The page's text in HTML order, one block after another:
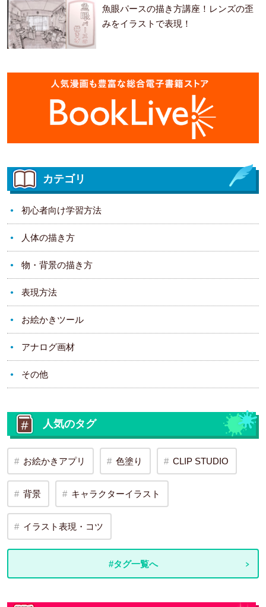
魚眼パースの描き方講座！レンズの歪
みをイラストで表現！
カテゴリ
初心者向け学習方法
人体の描き方
物・背景の描き方
表現方法
お絵かきツール
アナログ画材
その他
人気のタグ
お絵かきアプリ 色塗り CLIP STUDIO
背景 キャラクターイラスト
イラスト表現・コツ
#タグ一覧へ